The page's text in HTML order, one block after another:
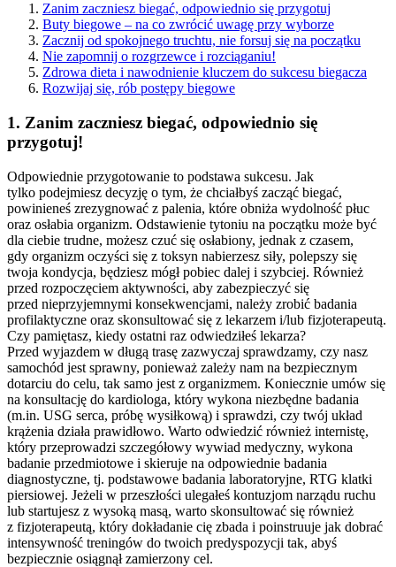
Zanim zaczniesz biegać, odpowiednio się przygotuj
Buty biegowe – na co zwrócić uwagę przy wyborze
Zacznij od spokojnego truchtu, nie forsuj się na początku
Nie zapomnij o rozgrzewce i rozciąganiu!
Zdrowa dieta i nawodnienie kluczem do sukcesu biegacza
Rozwijaj się, rób postępy biegowe
1. Zanim zaczniesz biegać, odpowiednio się
przygotuj!
Odpowiednie przygotowanie to podstawa sukcesu. Jak
tylko podejmiesz decyzję o tym, że chciałbyś zacząć biegać,
powinieneś zrezygnować z palenia, które obniża wydolność płuc
oraz osłabia organizm. Odstawienie tytoniu na początku może być
dla ciebie trudne, możesz czuć się osłabiony, jednak z czasem,
gdy organizm oczyści się z toksyn nabierzesz siły, polepszy się
twoja kondycja, będziesz mógł pobiec dalej i szybciej. Również
przed rozpoczęciem aktywności, aby zabezpieczyć się
przed nieprzyjemnymi konsekwencjami, należy zrobić badania
profilaktyczne oraz skonsultować się z lekarzem i/lub fizjoterapeutą.
Czy pamiętasz, kiedy ostatni raz odwiedziłeś lekarza?
Przed wyjazdem w długą trasę zazwyczaj sprawdzamy, czy nasz
samochód jest sprawny, ponieważ zależy nam na bezpiecznym
dotarciu do celu, tak samo jest z organizmem. Koniecznie umów się
na konsultację do kardiologa, który wykona niezbędne badania
(m.in. USG serca, próbę wysiłkową) i sprawdzi, czy twój układ
krążenia działa prawidłowo. Warto odwiedzić również internistę,
który przeprowadzi szczegółowy wywiad medyczny, wykona
badanie przedmiotowe i skieruje na odpowiednie badania
diagnostyczne, tj. podstawowe badania laboratoryjne, RTG klatki
piersiowej. Jeżeli w przeszłości ulegałeś kontuzjom narządu ruchu
lub startujesz z wysoką masą, warto skonsultować się również
z fizjoterapeutą, który dokładanie cię zbada i poinstruuje jak dobrać
intensywność treningów do twoich predyspozycji tak, abyś
bezpiecznie osiągnął zamierzony cel.